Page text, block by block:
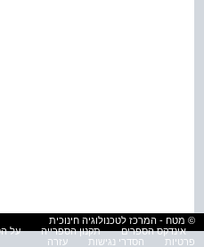
© מטח - המרכז לטכנולוגיה חינוכית
אינדקס הספרים
תקנון הספרייה על
פרטיות
הסדרי נגישות עזרה